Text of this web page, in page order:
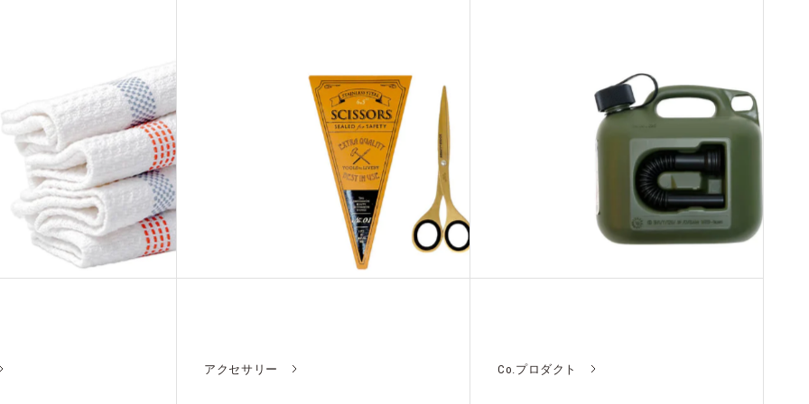
アクセサリー Co.プロダクト